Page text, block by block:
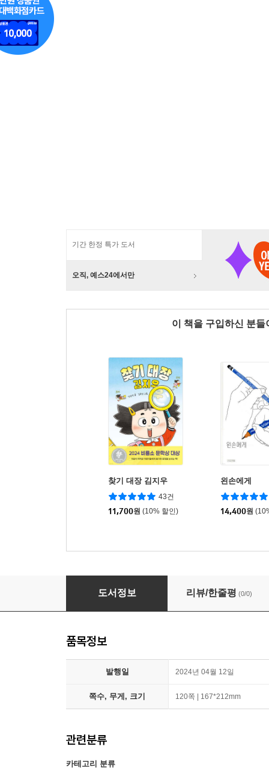
기간 한정 특가 도서
오직, 예스24에서만
이 책을 구입하신 분
찾기 대장 김지우
43건
11,700원 (10% 할인)
왼손에게
14,400원
내 이름은 십민준 1~3 세트 (전3권)
도서정보 리뷰/한줄평 (0/0)
품목정보
발행일 2024년 04월 12일
쪽수, 무게, 크기 120쪽 | 167*212mm
관련분류
카테고리 분류